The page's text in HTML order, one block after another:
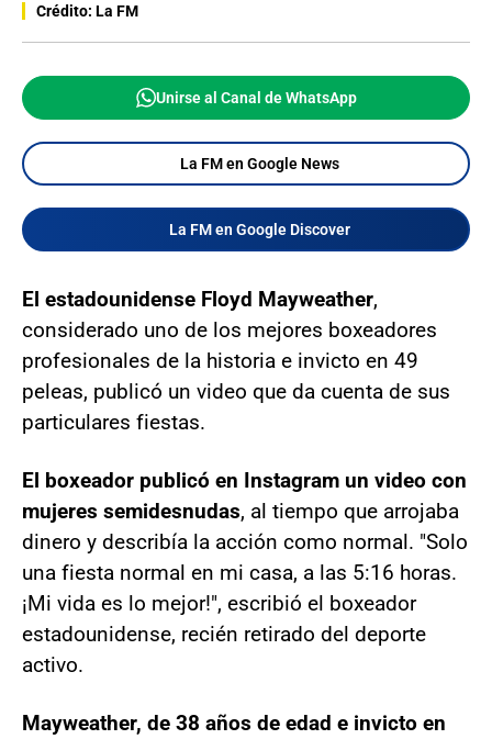
Crédito: La FM
Unirse al Canal de WhatsApp
La FM en Google News
La FM en Google Discover
El estadounidense Floyd Mayweather,
considerado uno de los mejores boxeadores
profesionales de la historia e invicto en 49
peleas, publicó un video que da cuenta de sus
particulares fiestas.
El boxeador publicó en Instagram un video con
mujeres semidesnudas, al tiempo que arrojaba
dinero y describía la acción como normal. "Solo
una fiesta normal en mi casa, a las 5:16 horas.
¡Mi vida es lo mejor!", escribió el boxeador
estadounidense, recién retirado del deporte
activo.
Mayweather, de 38 años de edad e invicto en